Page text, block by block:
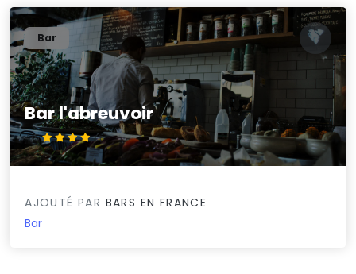
Bar l'abreuvoir
4/5
Bar
AJOUTÉ PAR BARS EN FRANCE
Bar